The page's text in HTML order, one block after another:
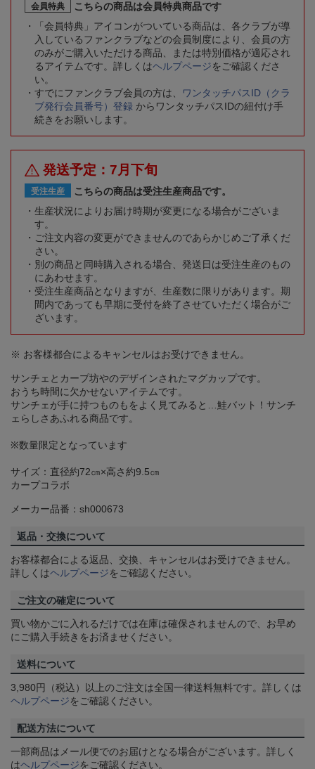
会員特典
こちらの商品は会員特典商品です
「会員特典」アイコンがついている商品は、各クラブが導
入しているファンクラブなどの会員制度により、会員の方
のみがご購入いただける商品、または特別価格が適応され
るアイテムです。詳しくはヘルプページをご確認くださ
い。
すでにファンクラブ会員の方は、
ワンタッチパスID（クラ
ブ発行会員番号）登録 からワンタッチパスIDの紐付け手
続きをお願いします。
発送予定：7月下旬
受注生産
こちらの商品は受注生産商品です。
生産状況によりお届け時期が変更になる場合がございま
す。
ご注文内容の変更ができませんのであらかじめご了承くだ
さい。
別の商品と同時購入される場合、発送日は受注生産のもの
にあわせます。
受注生産商品となりますが、生産数に限りがあります。期
間内であっても早期に受付を終了させていただく場合がご
ざいます。
※ お客様都合によるキャンセルはお受けできません。
サンチェとカープ坊やのデザインされたマグカップです。
おうち時間に欠かせないアイテムです。
サンチェが手に持つものもをよく見てみると…鮭バット！サンチ
ェらしさあふれる商品です。
※数量限定となっています
サイズ：直径約72㎝×高さ約9.5㎝
カープコラボ
メーカー品番：sh000673
返品・交換について
お客様都合による返品、交換、キャンセルはお受けできません。
詳しくはヘルプページをご確認ください。
ご注文の確定について
買い物かごに入れるだけでは在庫は確保されませんので、お早め
にご購入手続きをお済ませください。
送料について
3,980円（税込）以上のご注文は全国一律送料無料です。詳しくは
ヘルプページをご確認ください。
配送方法について
一部商品はメール便でのお届けとなる場合がございます。詳しく
はヘルプページをご確認ください。